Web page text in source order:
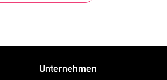
Unternehmen